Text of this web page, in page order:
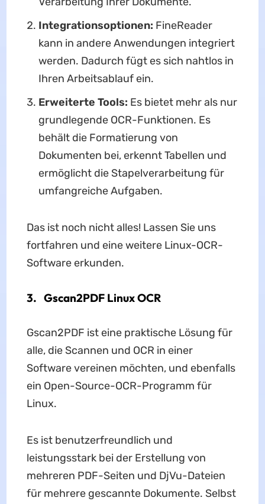
Integrationsoptionen: FineReader
kann in andere Anwendungen integriert
werden. Dadurch fügt es sich nahtlos in
Ihren Arbeitsablauf ein.
Erweiterte Tools: Es bietet mehr als nur
grundlegende OCR-Funktionen. Es
behält die Formatierung von
Dokumenten bei, erkennt Tabellen und
ermöglicht die Stapelverarbeitung für
umfangreiche Aufgaben.
Das ist noch nicht alles! Lassen Sie uns
fortfahren und eine weitere Linux-OCR-
Software erkunden.
3. Gscan2PDF Linux OCR
Gscan2PDF ist eine praktische Lösung für
alle, die Scannen und OCR in einer
Software vereinen möchten, und ebenfalls
ein Open-Source-OCR-Programm für
Linux.
Es ist benutzerfreundlich und
leistungsstark bei der Erstellung von
mehreren PDF-Seiten und DjVu-Dateien
für mehrere gescannte Dokumente. Selbst